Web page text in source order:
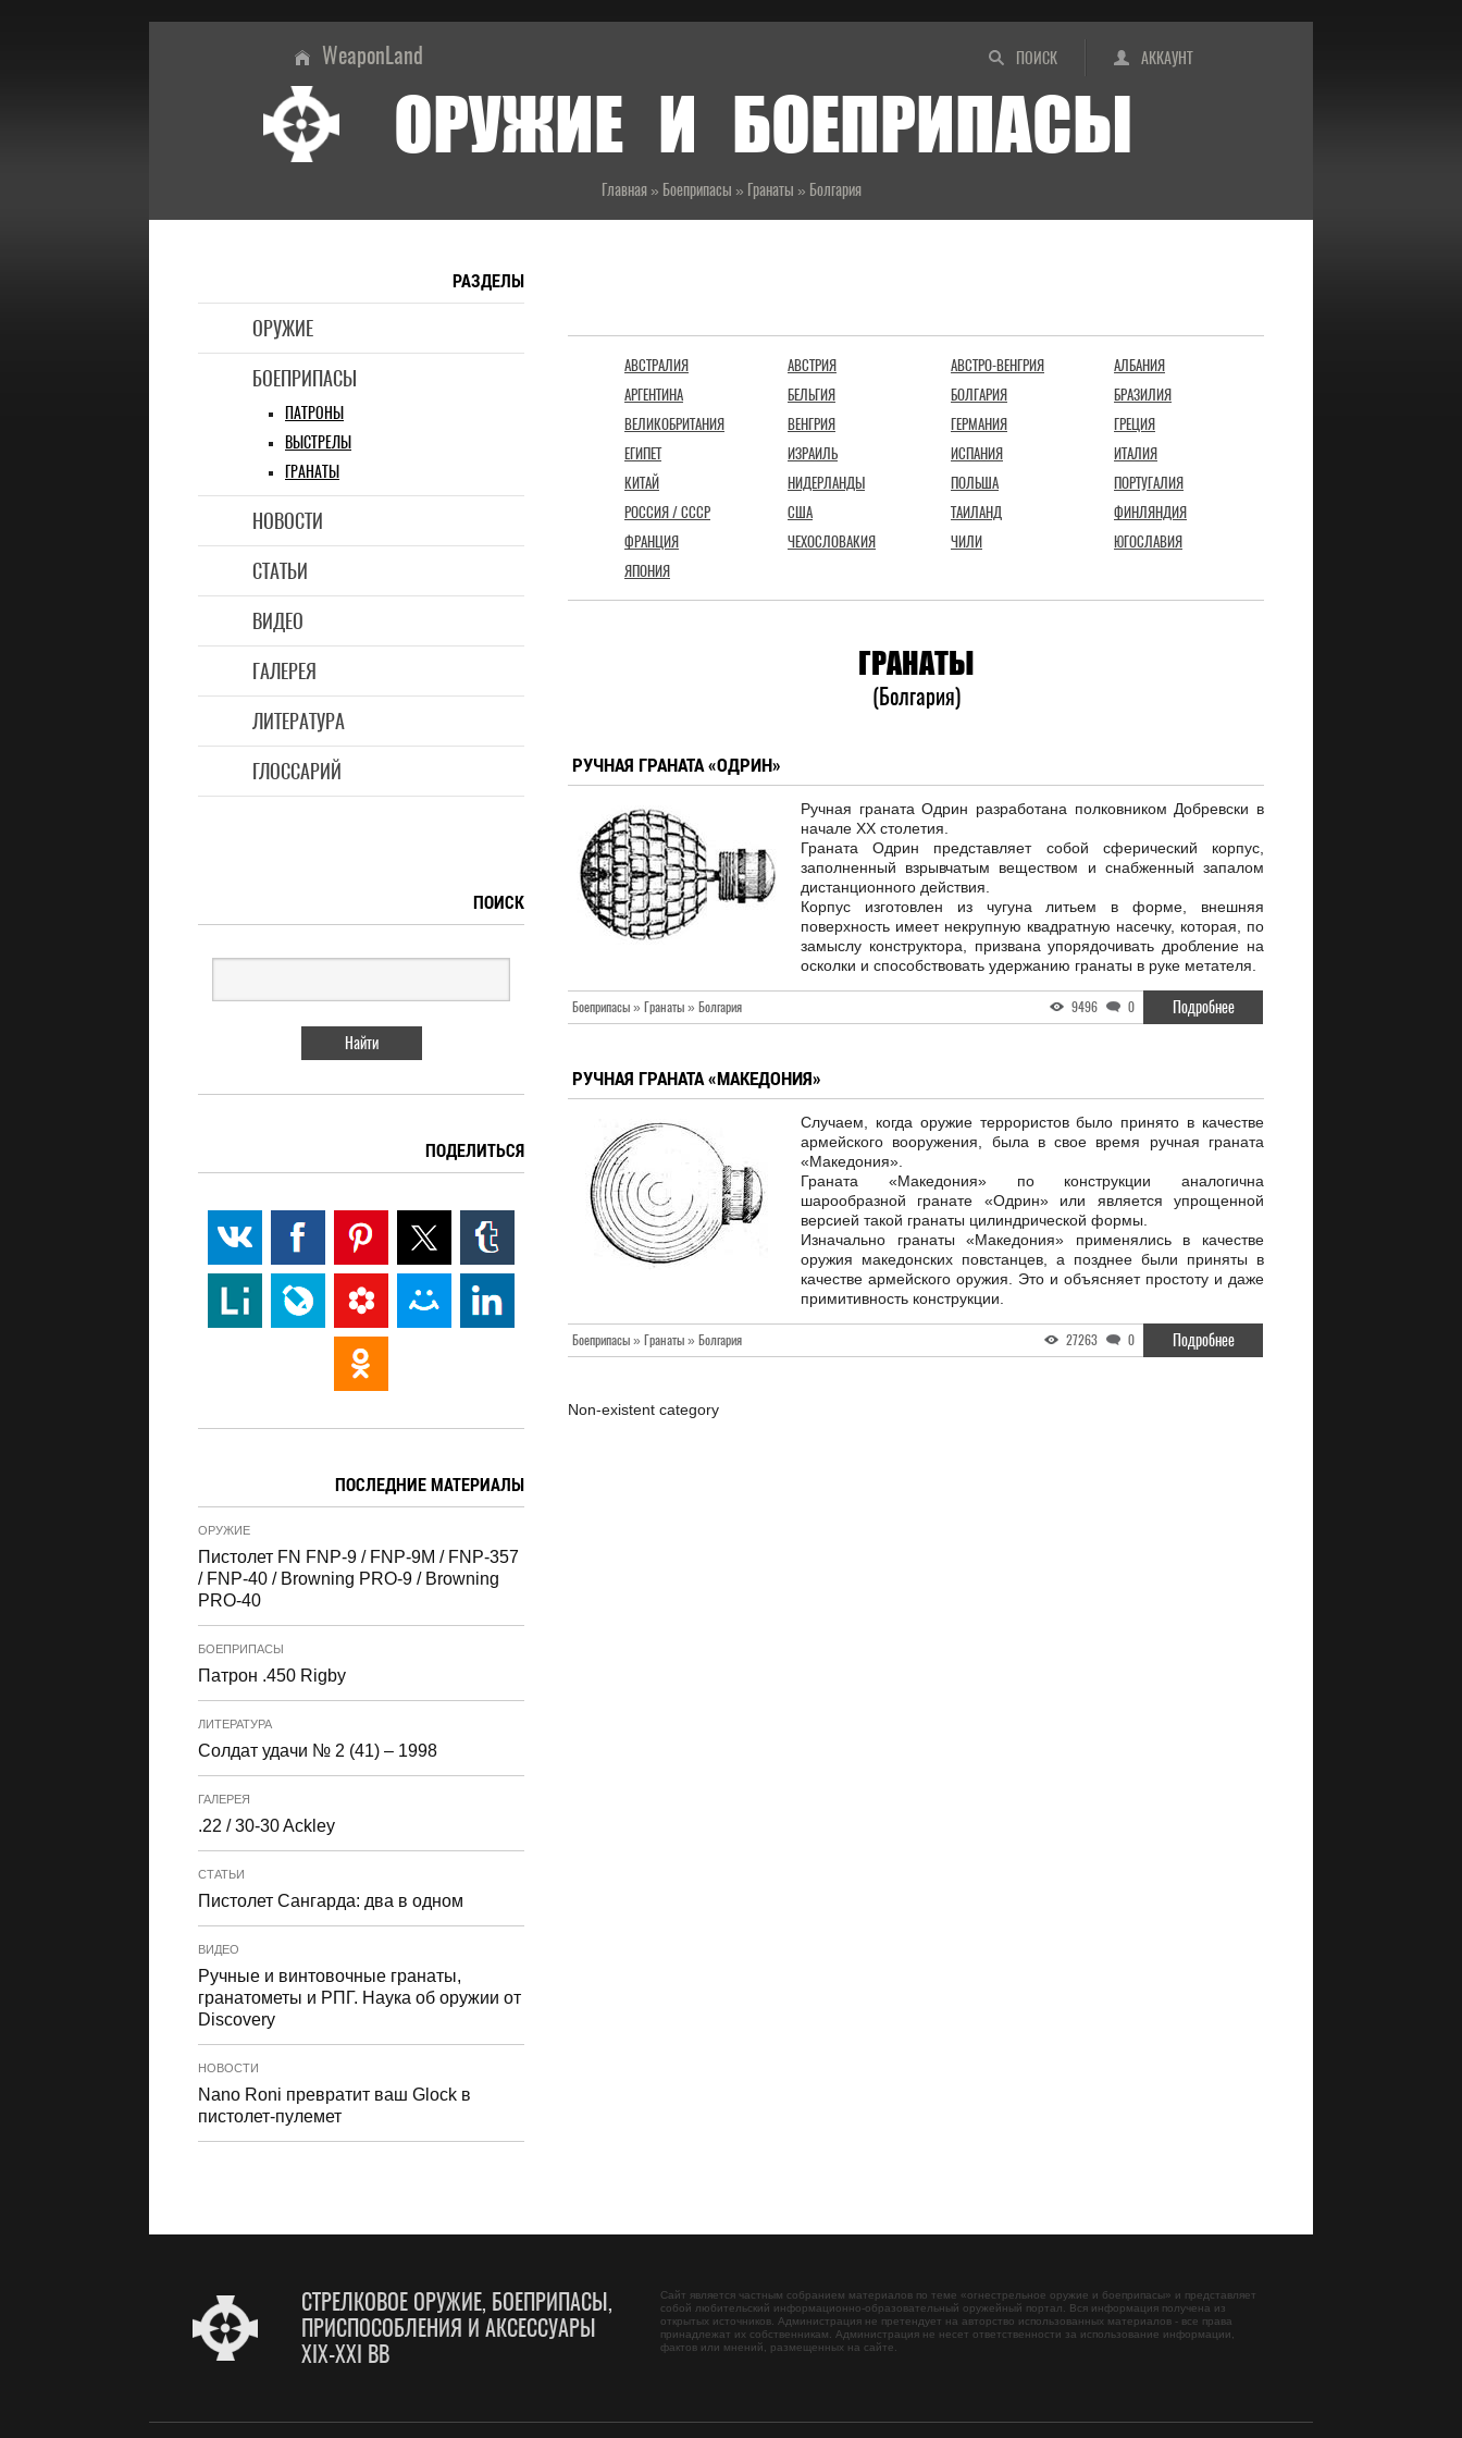
ПОИСК АККАУНТ
WeaponLand
ОРУЖИЕ И БОЕПРИПАСЫ
Главная» Боеприпасы » Гранаты » Болгария
РАЗДЕЛЫ
ОРУЖИЕ
БОЕПРИПАСЫ
ПАТРОНЫ
ВЫСТРЕЛЫ
ГРАНАТЫ
НОВОСТИ
СТАТЬИ
ВИДЕО
ГАЛЕРЕЯ
ЛИТЕРАТУРА
ГЛОССАРИЙ
АВСТРАЛИЯ АВСТРИЯ АВСТРО-ВЕНГРИЯ
АЛБАНИЯ
АРГЕНТИНА
БЕЛЬГИЯ БОЛГАРИЯ
БРАЗИЛИЯ
ВЕЛИКОБРИТАНИЯ
ВЕНГРИЯ ГЕРМАНИЯ
ГРЕЦИЯ
ЕГИПЕТ
ИЗРАИЛЬ ИСПАНИЯ
ИТАЛИЯ
КИТАЙ
НИДЕРЛАНДЫ ПОЛЬША
ПОРТУГАЛИЯ
РОССИЯ / СССР
США ТАИЛАНД
ФИНЛЯНДИЯ
ФРАНЦИЯ
ЧЕХОСЛОВАКИЯ ЧИЛИ
ЮГОСЛАВИЯ
ЯПОНИЯ
ГРАНАТЫ
(Болгария)
РУЧНАЯ ГРАНАТА «ОДРИН»
Ручная граната Одрин разработана полковником Добревски в
начале ХХ столетия.
Граната Одрин представляет собой сферический корпус,
заполненный взрывчатым веществом и снабженный запалом
дистанционного действия.
Корпус изготовлен из чугуна литьем в форме, внешняя
поверхность имеет некрупную квадратную насечку, которая, по
замыслу конструктора, призвана упорядочивать дробление на
осколки и способствовать удержанию гранаты в руке метателя.
Боеприпасы » Гранаты » Болгария 9496 0 Подробнее
РУЧНАЯ ГРАНАТА «МАКЕДОНИЯ»
Случаем, когда оружие террористов было принято в качестве
армейского вооружения, была в свое время ручная граната
«Македония».
Граната «Македония» по конструкции аналогична
шарообразной гранате «Одрин» или является упрощенной
версией такой гранаты цилиндрической формы.
Изначально гранаты «Македония» применялись в качестве
оружия македонских повстанцев, а позднее были приняты в
качестве армейского оружия. Это и объясняет простоту и даже
примитивность конструкции.
Боеприпасы » Гранаты » Болгария 27263 0 Подробнее
Non-existent category
ПОИСК
ПОДЕЛИТЬСЯ
ПОСЛЕДНИЕ МАТЕРИАЛЫ
ОРУЖИЕ
Пистолет FN FNP-9 / FNP-9M / FNP-357
/ FNP-40 / Browning PRO-9 / Browning
PRO-40
БОЕПРИПАСЫ
Патрон .450 Rigby
ЛИТЕРАТУРА
Солдат удачи № 2 (41) – 1998
ГАЛЕРЕЯ
.22 / 30-30 Ackley
СТАТЬИ
Пистолет Сангарда: два в одном
ВИДЕО
Ручные и винтовочные гранаты,
гранатометы и РПГ. Наука об оружии от
Discovery
НОВОСТИ
Nano Roni превратит ваш Glock в
пистолет-пулемет
СТРЕЛКОВОЕ ОРУЖИЕ, БОЕПРИПАСЫ,
ПРИСПОСОБЛЕНИЯ И АКСЕССУАРЫ
XIX-XXI ВВ
Сайт является частным собранием материалов по теме «огнестрельное оружие и боеприпасы » и представляет
собой любительский информационно-образовательный оружейный портал. Вся информация получена из
открытых источников. Администрация не претендует на авторство использованных материалов - все права
принадлежат их собственникам. Администрация не несет ответственности за использование информации,
фактов или мнений, размещенных на сайте.